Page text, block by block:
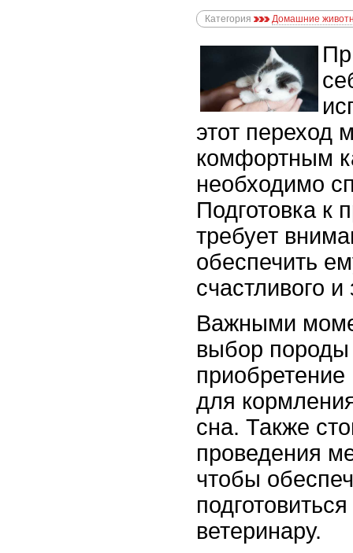
Категория Домашние
этот переход
комфортным
необходимо
Подготовка к
требует
обеспечить
счастливого
Важными
выбор породы
для
сна. Также
проведения
чтобы
ветеринару.